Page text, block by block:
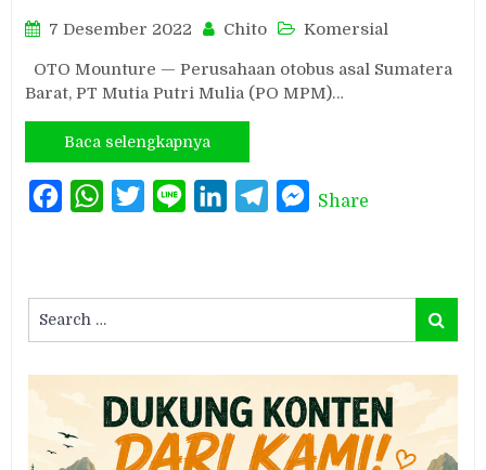
7 Desember 2022 Chito Komersial
OTO Mounture — Perusahaan otobus asal Sumatera
Barat, PT Mutia Putri Mulia (PO MPM)…
Baca selengkapnya
FacebookWhatsAppTwitterLine LinkedInTelegramMessenger
Share
for:
Search